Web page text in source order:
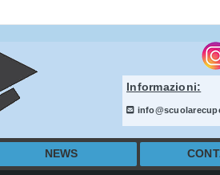
Informazioni:
NEWS